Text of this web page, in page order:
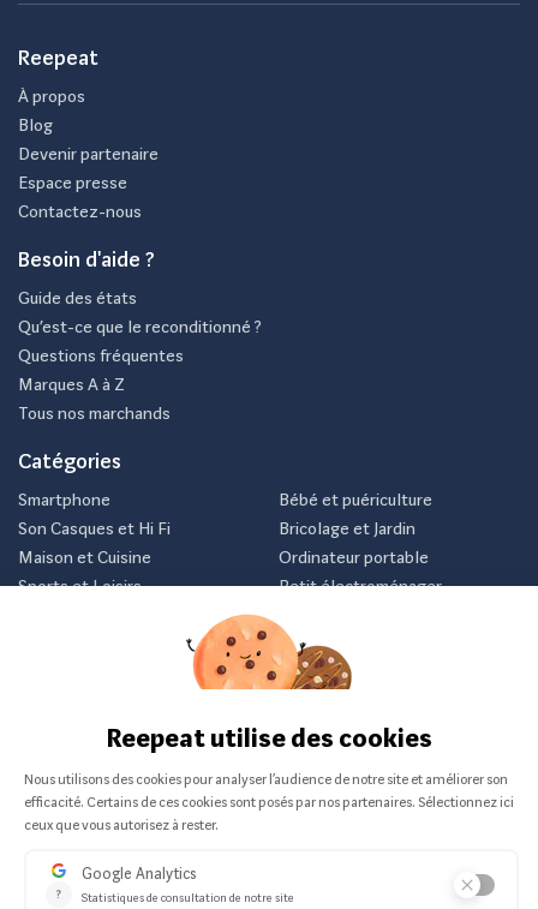
Vendu sur :
Reepeat
À propos
Blog
Devenir partenaire
Espace presse
Contactez-nous
Besoin d'aide ?
Guide des états
Qu’est-ce que le reconditionné ?
Questions fréquentes
Marques A à Z
Tous nos marchands
Catégories
Smartphone
Son Casques et Hi Fi
Maison et Cuisine
Sports et Loisirs
Bébé et puériculture
Bricolage et Jardin
Ordinateur portable
Petit électroménager
Je m'abonne
Nous ne communiquerons jamais votre e-mail.
© 2026 Reepeat